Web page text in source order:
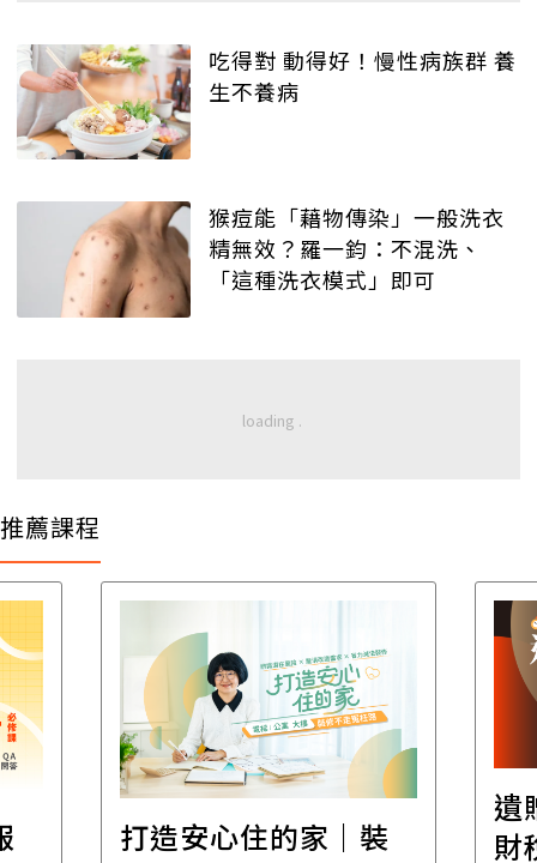
吃得對 動得好！慢性病族群 養
生不養病
猴痘能「藉物傳染」一般洗衣
精無效？羅一鈞：不混洗、
「這種洗衣模式」即可
推薦課程
打造安心住的家｜裝
遺
財